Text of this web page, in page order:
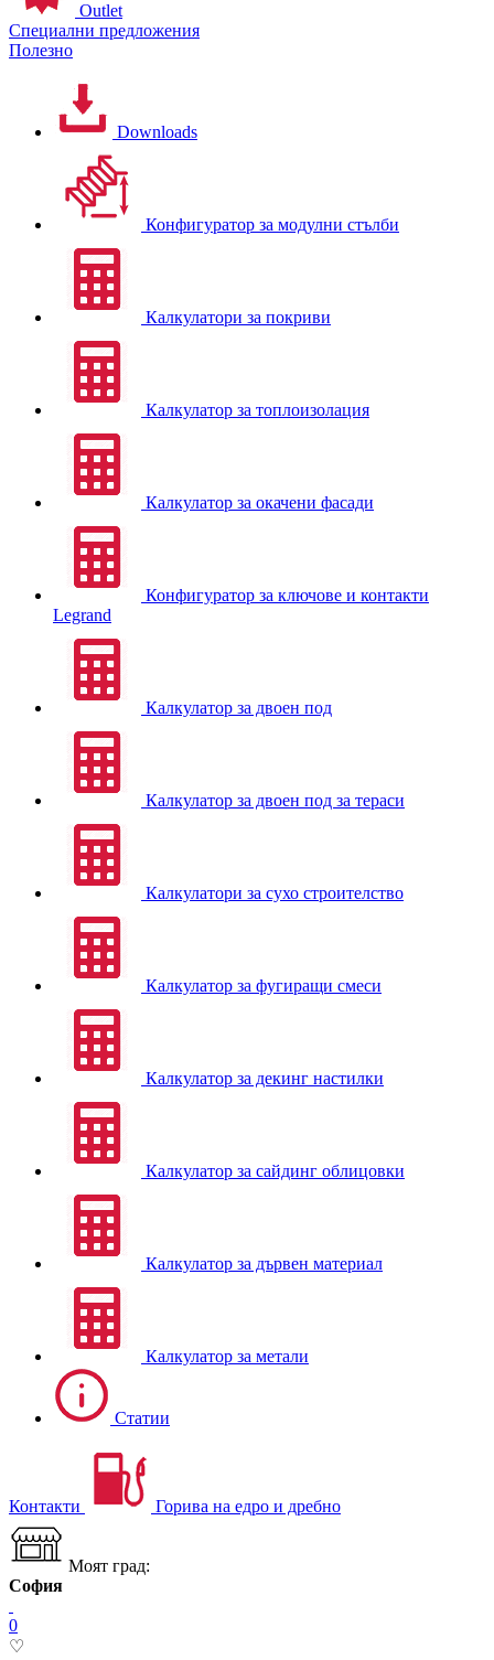
Outlet
Специални предложения
Полезно
Downloads
Конфигуратор за модулни стълби
Калкулатори за покриви
Калкулатор за топлоизолация
Калкулатор за окачени фасади
Конфигуратор за ключове и контакти
Legrand
Калкулатор за двоен под
Калкулатор за двоен под за тераси
Калкулатори за сухо строителство
Калкулатор за фугиращи смеси
Калкулатор за декинг настилки
Калкулатор за сайдинг облицовки
Калкулатор за дървен материал
Калкулатор за метали
Статии
Контакти Горива на едро и дребно
Моят град:
София
0
♡